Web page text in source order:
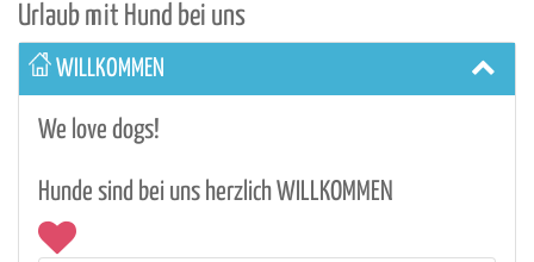
Urlaub mit Hund bei uns
WILLKOMMEN
We love dogs!
Hunde sind bei uns herzlich WILLKOMMEN